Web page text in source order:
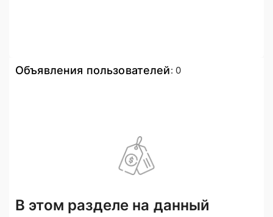
Объявления пользователей: 0
В этом разделе на данный